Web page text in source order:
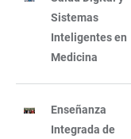
Sistemas
Inteligentes en
Medicina
Enseñanza
Integrada de